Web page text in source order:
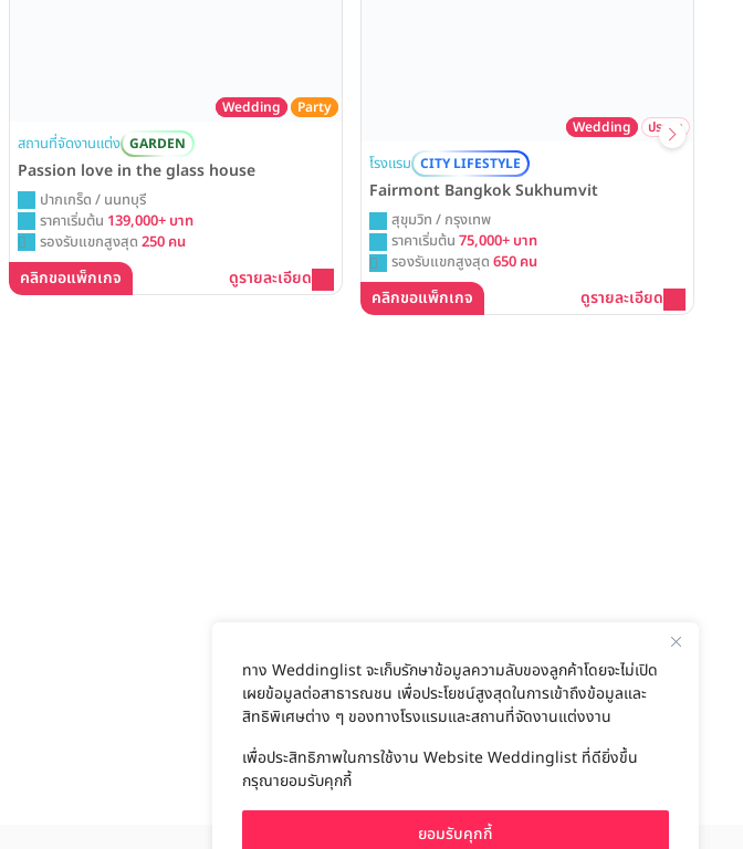
ทาง Weddinglist จะเก็บรักษาข้อมูลความลับของลูกค้าโดยจะไม่เปิด
เผยข้อมูลต่อสาธารณชน เพื่อประโยชน์สูงสุดในการเข้าถึงข้อมูลและ
สิทธิพิเศษต่าง ๆ ของทางโรงแรมและสถานที่จัดงานแต่งงาน
เพื่อประสิทธิภาพในการใช้งาน Website Weddinglist ที่ดียิ่งขึ้น
กรุณายอมรับคุกกี้
ยอมรับคุกกี้
Wedding Party
สถานที่จัดงานแต่ง GARDEN
Passion love in the glass house
ปากเกร็ด / นนทบุรี
ราคาเริ่มต้น 139,000+ บาท
รองรับแขกสูงสุด 250 คน
คลิกขอแพ็กเกจ ดูรายละเอียด
Wedding ประชุม
โรงแรม CITY LIFESTYLE
Fairmont Bangkok Sukhumvit
สุขุมวิท / กรุงเทพ
ราคาเริ่มต้น 75,000+ บาท
รองรับแขกสูงสุด 650 คน
คลิกขอแพ็กเกจ ดูรายละเอียด